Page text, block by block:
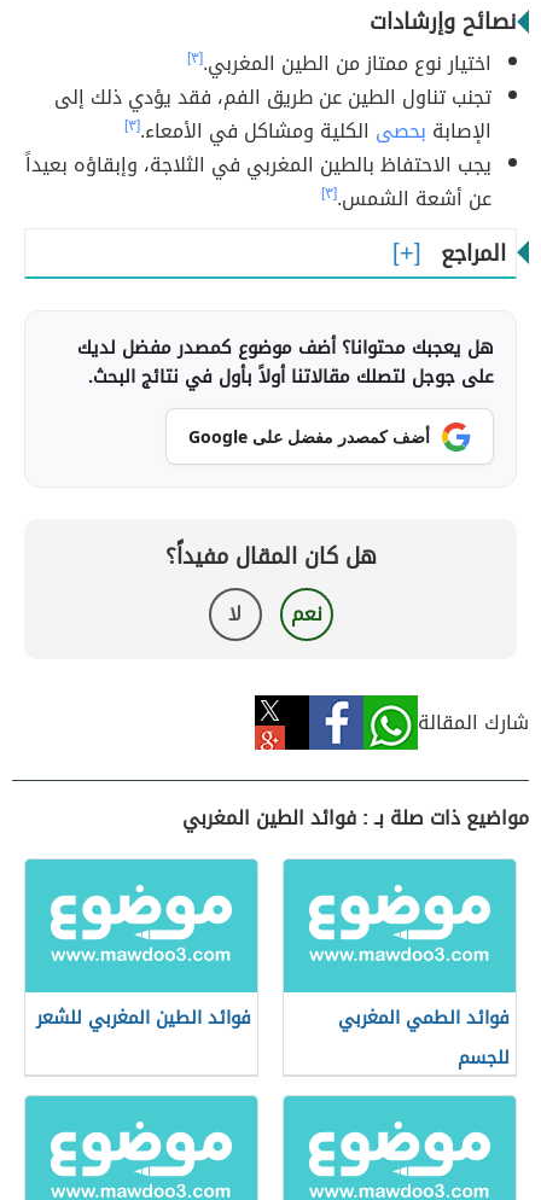
نصائح وإرشادات
اختيار نوع ممتاز من الطين المغربي.[٣]
تجنب تناول الطين عن طريق الفم، فقد يؤدي ذلك إلى
الإصابة بحصى الكلية ومشاكل في الأمعاء.[٣]
يجب الاحتفاظ بالطين المغربي في الثلاجة، وإبقاؤه بعيداً
عن أشعة الشمس.[٣]
المراجع
هل يعجبك محتوانا؟ أضف موضوع كمصدر مفضل لديك
على جوجل لتصلك مقالاتنا أولاً بأول في نتائج البحث.
أضف كمصدر مفضل على Google
هل كان المقال مفيداً؟
نعم لا
شارك المقالة
مواضيع ذات صلة بـ : فوائد الطين المغربي
فوائد الطمي المغربي
للجسم
فوائد الطين المغربي للشعر